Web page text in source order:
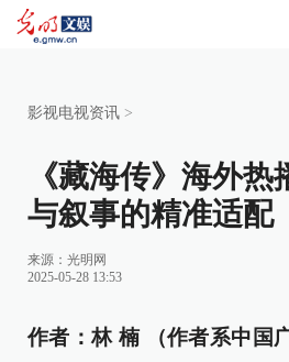
影视电视资讯 >
《藏海传》海外
与叙事的精准适配
来源：光明网
2025-05-28 13:53
作者：林 楠 （作者系中国